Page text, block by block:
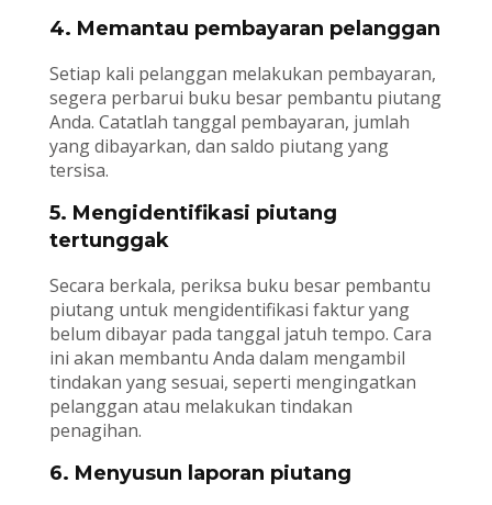
4. Memantau pembayaran pelanggan
Setiap kali pelanggan melakukan pembayaran,
segera perbarui buku besar pembantu piutang
Anda. Catatlah tanggal pembayaran, jumlah
yang dibayarkan, dan saldo piutang yang
tersisa.
5. Mengidentifikasi piutang
tertunggak
Secara berkala, periksa buku besar pembantu
piutang untuk mengidentifikasi faktur yang
belum dibayar pada tanggal jatuh tempo. Cara
ini akan membantu Anda dalam mengambil
tindakan yang sesuai, seperti mengingatkan
pelanggan atau melakukan tindakan
penagihan.
6. Menyusun laporan piutang